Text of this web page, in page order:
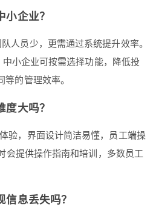
企业？
人员少，更需通过系统提升效率。
小企业可按需选择功能，降低投
等的管理效率。
大吗？
验，界面设计简洁易懂，员工端操
会提供操作指南和培训，多数员工
息丢失吗？